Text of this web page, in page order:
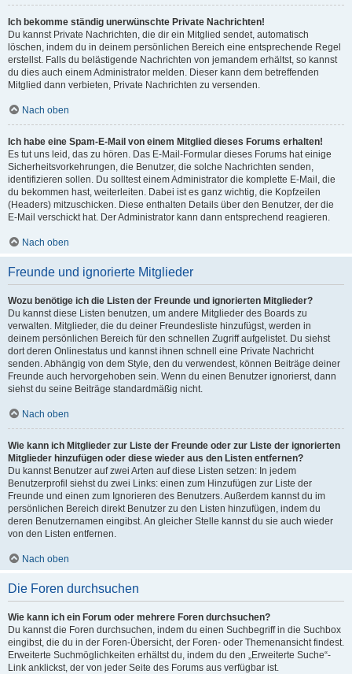
Ich bekomme ständig unerwünschte Private Nachrichten!
Du kannst Private Nachrichten, die dir ein Mitglied sendet, automatisch
löschen, indem du in deinem persönlichen Bereich eine entsprechende Regel
erstellst. Falls du belästigende Nachrichten von jemandem erhältst, so kannst
du dies auch einem Administrator melden. Dieser kann dem betreffenden
Mitglied dann verbieten, Private Nachrichten zu versenden.
Nach oben
Ich habe eine Spam-E-Mail von einem Mitglied dieses Forums erhalten!
Es tut uns leid, das zu hören. Das E-Mail-Formular dieses Forums hat einige
Sicherheitsvorkehrungen, die Benutzer, die solche Nachrichten senden,
identifizieren sollen. Du solltest einem Administrator die komplette E-Mail, die
du bekommen hast, weiterleiten. Dabei ist es ganz wichtig, die Kopfzeilen
(Headers) mitzuschicken. Diese enthalten Details über den Benutzer, der die
E-Mail verschickt hat. Der Administrator kann dann entsprechend reagieren.
Nach oben
Freunde und ignorierte Mitglieder
Wozu benötige ich die Listen der Freunde und ignorierten Mitglieder?
Du kannst diese Listen benutzen, um andere Mitglieder des Boards zu
verwalten. Mitglieder, die du deiner Freundesliste hinzufügst, werden in
deinem persönlichen Bereich für den schnellen Zugriff aufgelistet. Du siehst
dort deren Onlinestatus und kannst ihnen schnell eine Private Nachricht
senden. Abhängig von dem Style, den du verwendest, können Beiträge deiner
Freunde auch hervorgehoben sein. Wenn du einen Benutzer ignorierst, dann
siehst du seine Beiträge standardmäßig nicht.
Nach oben
Wie kann ich Mitglieder zur Liste der Freunde oder zur Liste der ignorierten
Mitglieder hinzufügen oder diese wieder aus den Listen entfernen?
Du kannst Benutzer auf zwei Arten auf diese Listen setzen: In jedem
Benutzerprofil siehst du zwei Links: einen zum Hinzufügen zur Liste der
Freunde und einen zum Ignorieren des Benutzers. Außerdem kannst du im
persönlichen Bereich direkt Benutzer zu den Listen hinzufügen, indem du
deren Benutzernamen eingibst. An gleicher Stelle kannst du sie auch wieder
von den Listen entfernen.
Nach oben
Die Foren durchsuchen
Wie kann ich ein Forum oder mehrere Foren durchsuchen?
Du kannst die Foren durchsuchen, indem du einen Suchbegriff in die Suchbox
eingibst, die du in der Foren-Übersicht, der Foren- oder Themenansicht findest.
Erweiterte Suchmöglichkeiten erhältst du, indem du den „Erweiterte Suche“-
Link anklickst, der von jeder Seite des Forums aus verfügbar ist.